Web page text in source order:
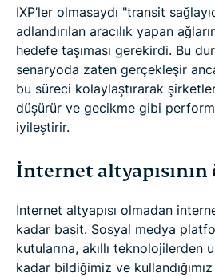
IXP’ler olmasaydı "transit
adlandırılan aracılık yapan
hedefe taşıması gerekirdi. Bu
senaryoda zaten gerçekleşir
bu süreci kolaylaştırarak
düşürür ve gecikme gibi
iyileştirir.
İnternet
İnternet altyapısı olmadan
kadar basit. Sosyal medya
kutularına, akıllı teknolojilerden
kadar bildiğimiz ve